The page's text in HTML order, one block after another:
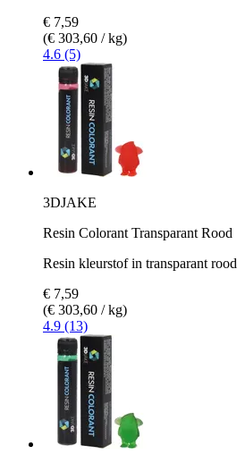
€ 7,59
(€ 303,60 / kg)
4.6 (5)
3DJAKE
Resin Colorant Transparant Rood
Resin kleurstof in transparant rood
€ 7,59
(€ 303,60 / kg)
4.9 (13)